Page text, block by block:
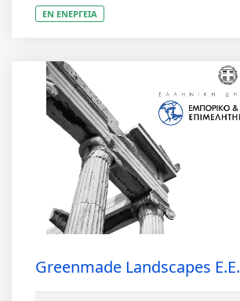
ΕΝ ΕΝΕΡΓΕΙΑ
Greenmade Landscapes Ε.Ε.